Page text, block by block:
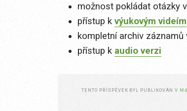
možnost pokládat otázky
přístup k výukovým videím
kompletní archiv záznamů
přístup k audio verzi
TENTO PŘÍSPĚVEK BYL PUBLIKOVÁN V